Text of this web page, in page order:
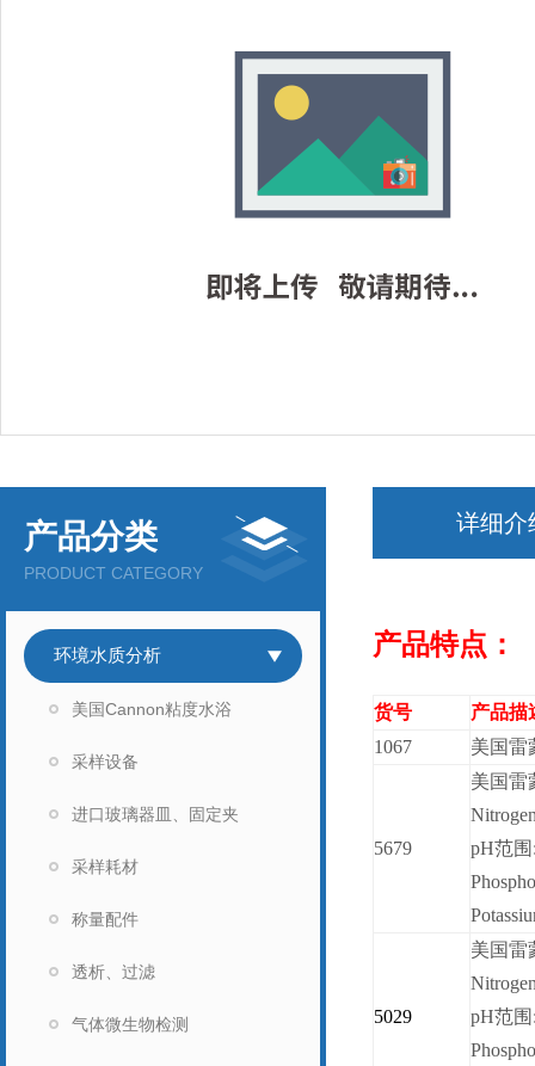
产品分类
PRODUCT CATEGORY
环境水质分析
美国Cannon粘度水浴
采样设备
进口玻璃器皿、固定夹
采样耗材
称量配件
透析、过滤
气体微生物检测
详细介
产品特点：
货号
产品描
1067
美国雷
5679
美国雷
pH范围
5029
美国雷
pH范围